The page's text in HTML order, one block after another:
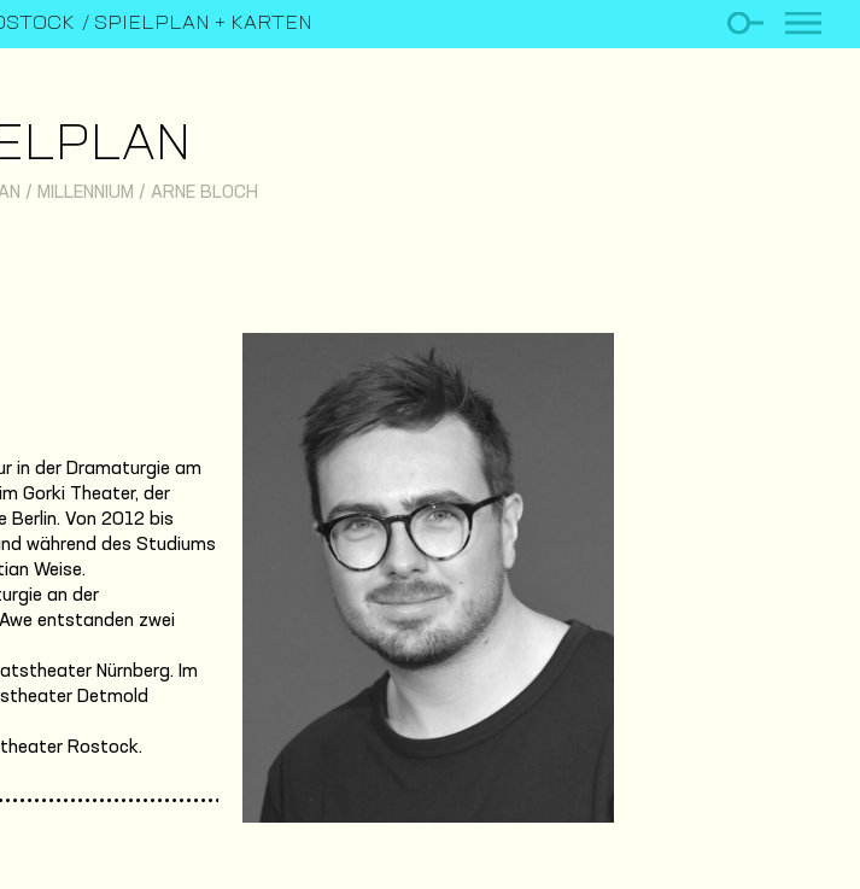
SPIELPLAN + KARTEN
/ MILLENNIUM / ARNE BLOCH
in der Dramaturgie am
Gorki Theater, der
Berlin. Von 2012 bis
während des Studiums
Weise.
an der
entstanden zwei
Nürnberg. Im
Detmold
Rostock.